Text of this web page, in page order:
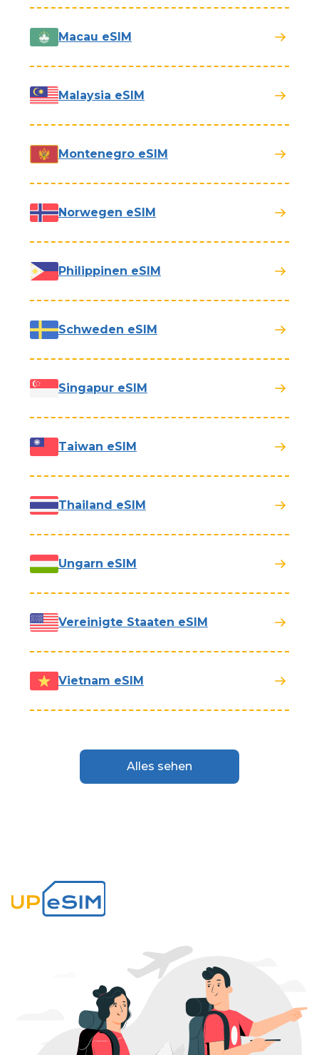
Macau eSIM
Malaysia eSIM
Montenegro eSIM
Norwegen eSIM
Philippinen eSIM
Schweden eSIM
Singapur eSIM
Taiwan eSIM
Thailand eSIM
Ungarn eSIM
Vereinigte Staaten eSIM
Vietnam eSIM
Alles sehen